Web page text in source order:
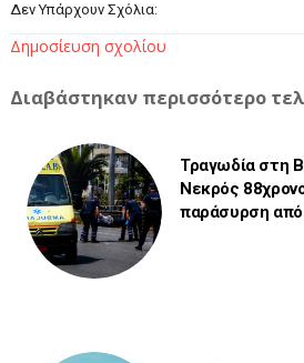
Δεν Υπάρχουν Σχόλια:
Δημοσίευση σχολίου
Διαβάστηκαν περισσότερο
Τραγωδία στη
Νεκρός
παράσυρση